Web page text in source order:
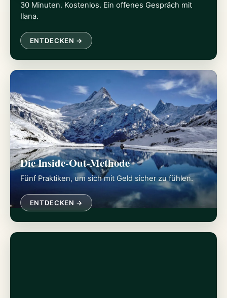
30 Minuten. Kostenlos. Ein offenes Gespräch mit
Ilana.
ENTDECKEN →
Die Inside-Out-Methode
Fünf Praktiken, um sich mit Geld sicher zu fühlen.
ENTDECKEN →